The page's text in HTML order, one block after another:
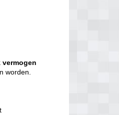
vermogen
worden.